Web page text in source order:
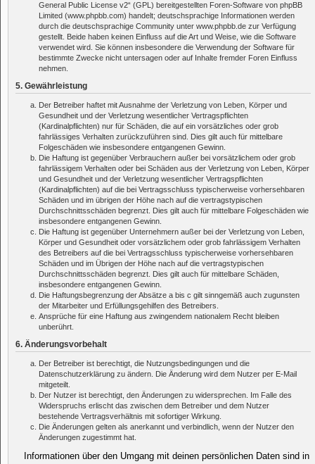
General Public License v2“ (GPL) bereitgestellten Foren-Software von phpBB
Limited (www.phpbb.com) handelt; deutschsprachige Informationen werden
durch die deutschsprachige Community unter www.phpbb.de zur Verfügung
gestellt. Beide haben keinen Einfluss auf die Art und Weise, wie die Software
verwendet wird. Sie können insbesondere die Verwendung der Software für
bestimmte Zwecke nicht untersagen oder auf Inhalte fremder Foren Einfluss
nehmen.
5. Gewährleistung
Der Betreiber haftet mit Ausnahme der Verletzung von Leben, Körper und
Gesundheit und der Verletzung wesentlicher Vertragspflichten
(Kardinalpflichten) nur für Schäden, die auf ein vorsätzliches oder grob
fahrlässiges Verhalten zurückzuführen sind. Dies gilt auch für mittelbare
Folgeschäden wie insbesondere entgangenen Gewinn.
Die Haftung ist gegenüber Verbrauchern außer bei vorsätzlichem oder grob
fahrlässigem Verhalten oder bei Schäden aus der Verletzung von Leben, Körper
und Gesundheit und der Verletzung wesentlicher Vertragspflichten
(Kardinalpflichten) auf die bei Vertragsschluss typischerweise vorhersehbaren
Schäden und im übrigen der Höhe nach auf die vertragstypischen
Durchschnittsschäden begrenzt. Dies gilt auch für mittelbare Folgeschäden wie
insbesondere entgangenen Gewinn.
Die Haftung ist gegenüber Unternehmern außer bei der Verletzung von Leben,
Körper und Gesundheit oder vorsätzlichem oder grob fahrlässigem Verhalten
des Betreibers auf die bei Vertragsschluss typischerweise vorhersehbaren
Schäden und im Übrigen der Höhe nach auf die vertragstypischen
Durchschnittsschäden begrenzt. Dies gilt auch für mittelbare Schäden,
insbesondere entgangenen Gewinn.
Die Haftungsbegrenzung der Absätze a bis c gilt sinngemäß auch zugunsten
der Mitarbeiter und Erfüllungsgehilfen des Betreibers.
Ansprüche für eine Haftung aus zwingendem nationalem Recht bleiben
unberührt.
6. Änderungsvorbehalt
Der Betreiber ist berechtigt, die Nutzungsbedingungen und die
Datenschutzerklärung zu ändern. Die Änderung wird dem Nutzer per E-Mail
mitgeteilt.
Der Nutzer ist berechtigt, den Änderungen zu widersprechen. Im Falle des
Widerspruchs erlischt das zwischen dem Betreiber und dem Nutzer
bestehende Vertragsverhältnis mit sofortiger Wirkung.
Die Änderungen gelten als anerkannt und verbindlich, wenn der Nutzer den
Änderungen zugestimmt hat.
Informationen über den Umgang mit deinen persönlichen Daten sind in